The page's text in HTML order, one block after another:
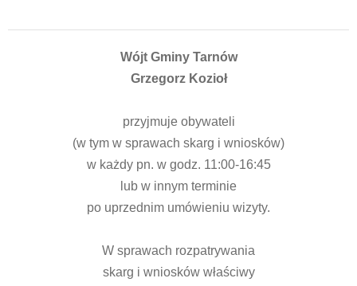
Wójt Gminy Tarnów
Grzegorz Kozioł
przyjmuje obywateli
(w tym w sprawach skarg i wniosków)
w każdy pn. w godz. 11:00-16:45
lub w innym terminie
po uprzednim umówieniu wizyty.
W sprawach rozpatrywania
skarg i wniosków właściwy